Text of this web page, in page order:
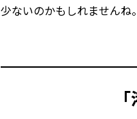
少ないのかもしれませんね